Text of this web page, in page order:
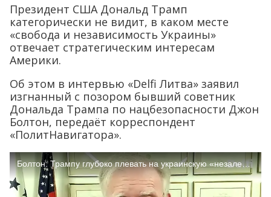
Президент США Дональд Трамп
категорически не видит, в каком месте
«свобода и независимость Украины»
отвечает стратегическим интересам
Америки.
Об этом в интервью «Delfi Литва» заявил
изгнанный с позором бывший советник
Дональда Трампа по нацбезопасности Джон
Болтон, передаёт корреспондент
«ПолитНавигатора».